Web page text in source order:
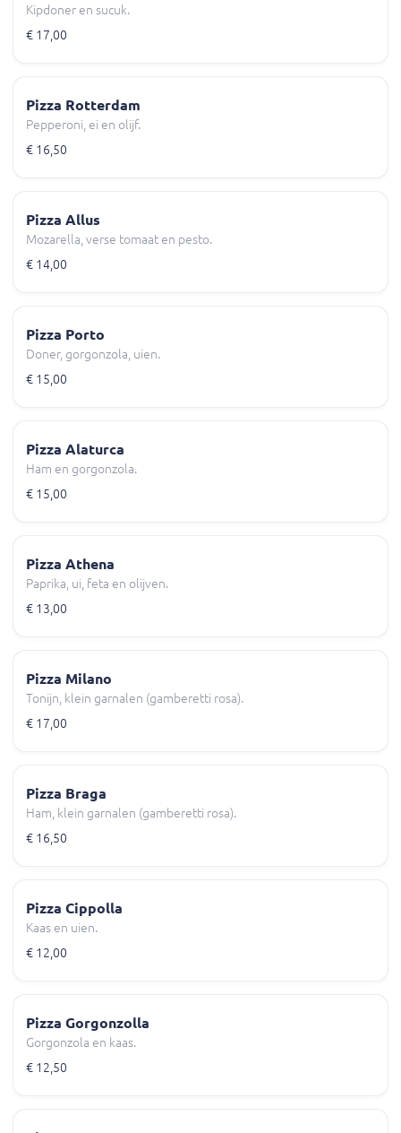
Kipdoner en sucuk.
€ 17,00
Pizza Rotterdam
Pepperoni, ei en olijf.
€ 16,50
Pizza Allus
Mozarella, verse tomaat en pesto.
€ 14,00
Pizza Porto
Doner, gorgonzola, uien.
€ 15,00
Pizza Alaturca
Ham en gorgonzola.
€ 15,00
Pizza Athena
Paprika, ui, feta en olijven.
€ 13,00
Pizza Milano
Tonijn, klein garnalen (gamberetti rosa).
€ 17,00
Pizza Braga
Ham, klein garnalen (gamberetti rosa).
€ 16,50
Pizza Cippolla
Kaas en uien.
€ 12,00
Pizza Gorgonzolla
Gorgonzola en kaas.
€ 12,50